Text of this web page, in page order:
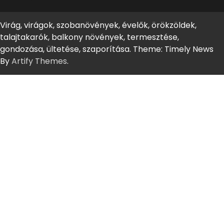
Virág, virágok, szobanövények, évelők, örökzöldek,
talajtakarók, balkony növények, termesztése,
gondozása, ültetése, szaporítása. Theme: Timely News
ByArtify Themes.